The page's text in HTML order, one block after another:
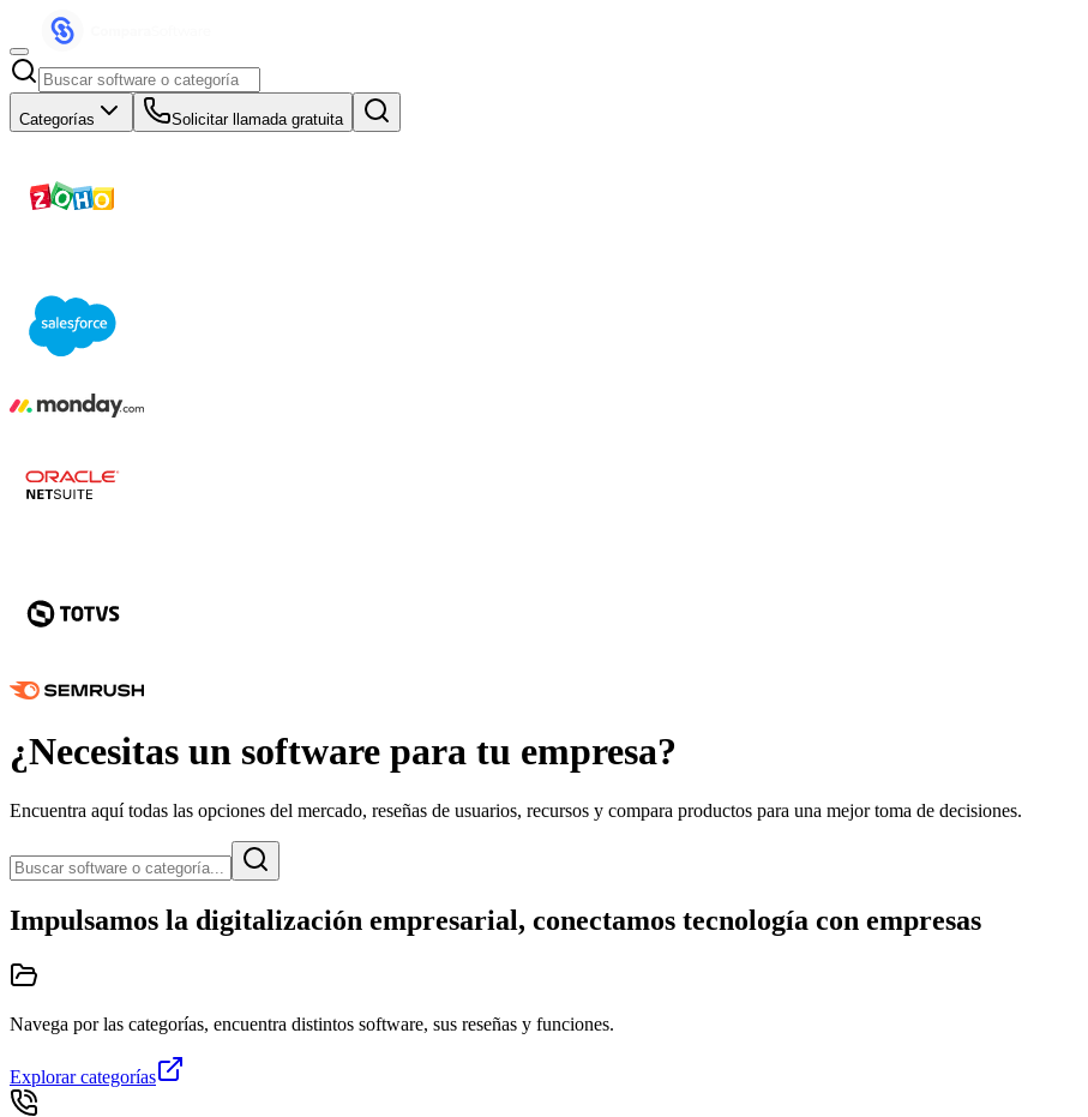
Categorías Solicitar llamada gratuita
¿Necesitas un software para tu empresa?
Encuentra aquí todas las opciones del mercado, reseñas de usuarios, recursos y compara productos para una mejor toma de decisiones.
Impulsamos la digitalización empresarial, conectamos tecnología con empresas
Navega por las categorías, encuentra distintos software, sus reseñas y funciones.
Explorar categorías